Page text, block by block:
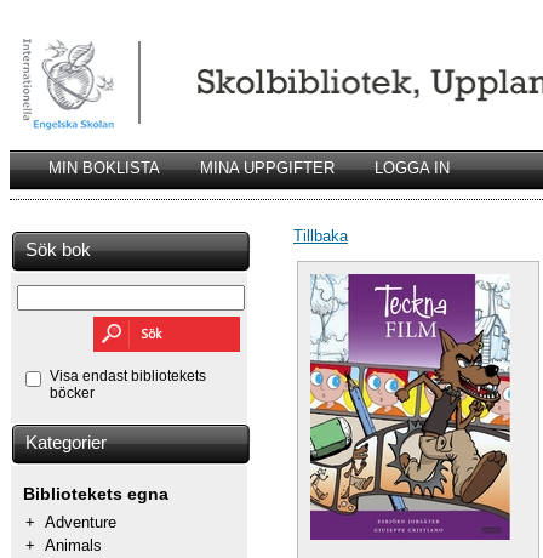
MIN BOKLISTA MINA UPPGIFTER LOGGA IN
Sök bok
Visa endast bibliotekets
böcker
Kategorier
Bibliotekets egna
+ Adventure
+ Animals
Tillbaka